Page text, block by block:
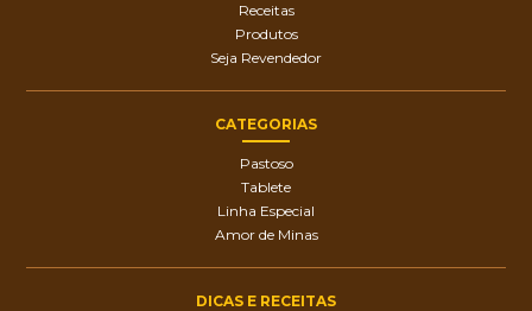
Receitas
Produtos
Seja Revendedor
CATEGORIAS
Pastoso
Tablete
Linha Especial
Amor de Minas
DICAS E RECEITAS